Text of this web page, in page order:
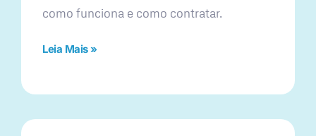
como funciona e como contratar.
Leia Mais »